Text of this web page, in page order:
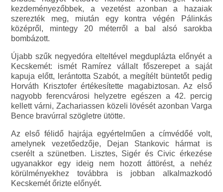
kezdeményezőbbek, a vezetést azonban a hazaiak
szerezték meg, miután egy kontra végén Pálinkás
középről, mintegy 20 méterről a bal alsó sarokba
bombázott.
Újabb szűk negyedóra elteltével megduplázta előnyét a
Kecskemét: ismét Ramírez vállalt főszerepet a saját
kapuja előtt, lerántotta Szabót, a megítélt büntetőt pedig
Horváth Krisztofer értékesítette magabiztosan. Az első
nagyobb ferencvárosi helyzetre egészen a 42. percig
kellett várni, Zachariassen közeli lövését azonban Varga
Bence bravúrral szögletre ütötte.
Az első félidő hajrája egyértelműen a címvédőé volt,
amelynek vezetőedzője, Dejan Stankovic hármat is
cserélt a szünetben. Lisztes, Sigér és Civic érkezése
ugyanakkor egy ideig nem hozott áttörést, a nehéz
körülményekhez továbbra is jobban alkalmazkodó
Kecskemét őrizte előnyét.